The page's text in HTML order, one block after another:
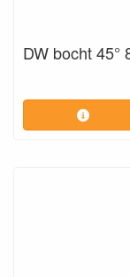
DW bocht 45°